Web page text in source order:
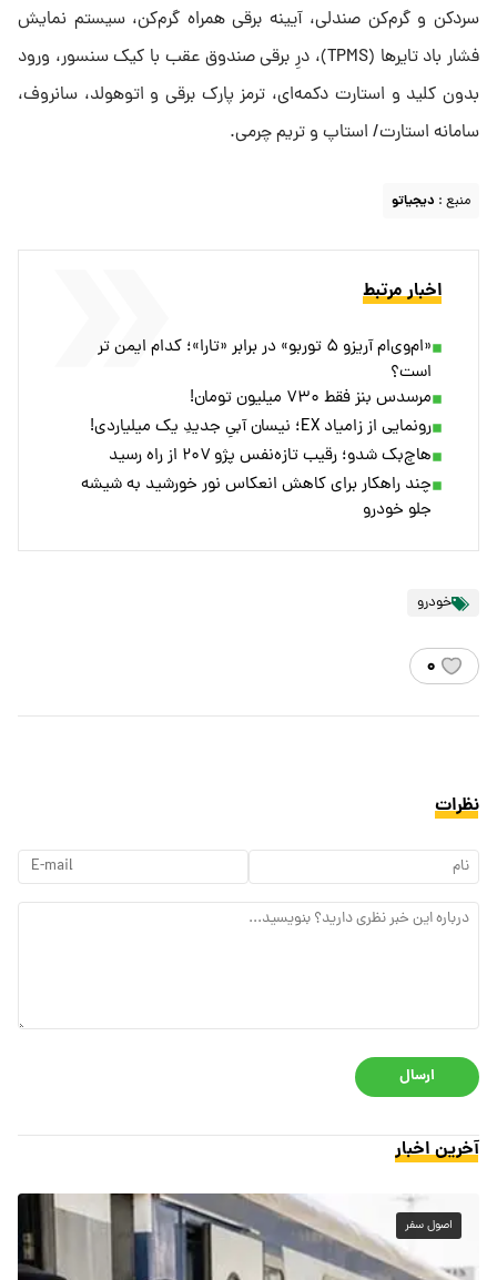
سردکن و گرم‌کن صندلی، آیینه برقی همراه گرم‌کن، سیستم نمایش
فشار باد تایرها (TPMS)، درِ برقی صندوق عقب با کیک سنسور، ورود
بدون کلید و استارت دکمه‌ای، ترمز پارک برقی و اتوهولد، سانروف،
سامانه استارت/ استاپ و تریم چرمی.
منبع : دیجیاتو
اخبار مرتبط
«ام‌وی‌ام آریزو ۵ توربو» در برابر «تارا»؛ کدام ایمن تر
است؟
مرسدس بنز فقط ۷۳۰ میلیون تومان!
رونمایی از زامیاد EX؛ نیسان آبیِ جدیدِ یک میلیاردی!
هاچ‌بک شدو؛ رقیب تازه‌نفس پژو ۲۰۷ از راه رسید
چند راهکار برای کاهش انعکاس نور خورشید به شیشه
جلو خودرو
خودرو
۰
نظرات
ارسال
آخرین اخبار
اصول سفر